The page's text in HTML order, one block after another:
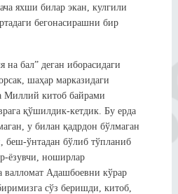
яхши билар экан, кулгили
бегонасирашни бир
на бал” деган иборасидаги
шаҳар марказидаги
Миллий китоб байрами
қўшилдик-кетдик. Бу ерда
у билан қадрдон бўлмаган
беш-ўнтадан бўлиб тўпланиб
ёзувчи, ноширлар
валломат Адашбоевни кўрар
сўз беришди, китоб,